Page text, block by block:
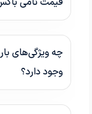
چه ویژگی‌های
وجود دارد؟